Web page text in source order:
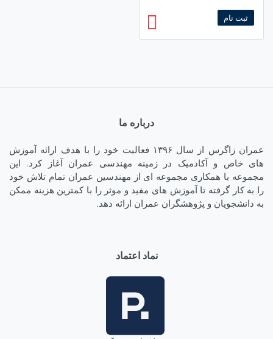
through
ثبت نام
درباره ما
عمران زاگرس از سال ۱۳۹۶ فعالیت خود را با هدف ارائه آموزش
های خاص و آکادمیک در زمینه مهندسی عمران آغاز کرد. این
مجموعه با همکاری مجموعه ای از مهندسین عمران تمام تلاش خود
را به کار گرفته تا آموزش های مفید و موثر را با کمترین هزینه ممکن
به دانشجویان و پژوهشگران عمران ارائه دهد.
نماد اعتماد